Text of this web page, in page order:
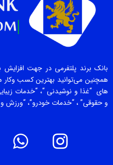
بانک برند پلتفرمی در جهت
همچنین می‌توانید بهترین کسب وکار
های “غذا و نوشیدنی “، “خدمات
و حقوقی” ، “خدمات خودرو”، “ورزش و